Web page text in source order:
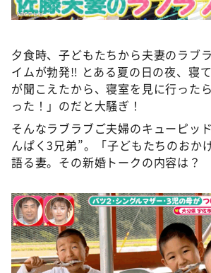
夕食時、子どもたちから夫妻のラブ
イムが勃発‼ とある夏の日の夜、寝
が聞こえたから、寝室を見に行っ
った！」のだと大騒ぎ！
そんなラブラブご夫婦のキューピッ
んぱく3兄弟”。「子どもたちのおか
語る妻。その新婚トークの内容は？